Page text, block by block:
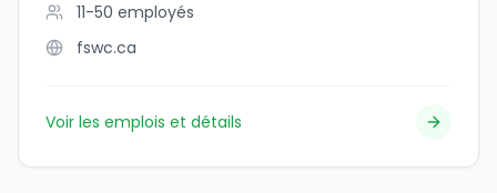
11-50 employés
fswc.ca
Voir les emplois et détails